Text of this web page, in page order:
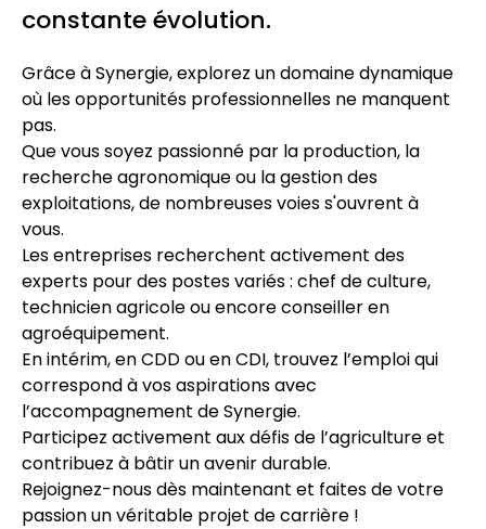
constante évolution.
Grâce à Synergie, explorez un domaine dynamique
où les opportunités professionnelles ne manquent
pas.
Que vous soyez passionné par la production, la
recherche agronomique ou la gestion des
exploitations, de nombreuses voies s'ouvrent à
vous.
Les entreprises recherchent activement des
experts pour des postes variés : chef de culture,
technicien agricole ou encore conseiller en
agroéquipement.
En intérim, en CDD ou en CDI, trouvez l’emploi qui
correspond à vos aspirations avec
l’accompagnement de Synergie.
Participez activement aux défis de l’agriculture et
contribuez à bâtir un avenir durable.
Rejoignez-nous dès maintenant et faites de votre
passion un véritable projet de carrière !